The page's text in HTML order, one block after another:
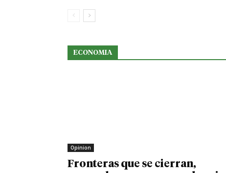
ECONOMIA
Opinion
Fronteras que se cierran,